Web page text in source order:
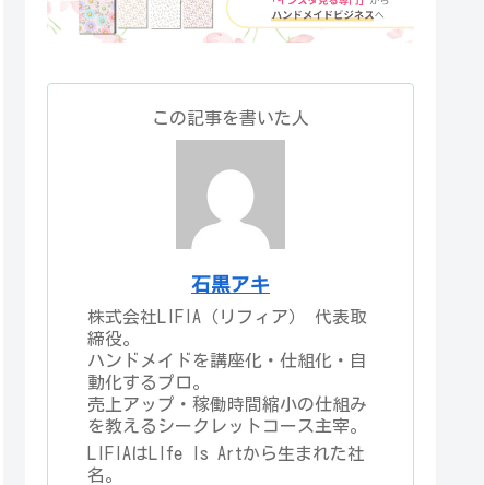
この記事を書いた人
石黒アキ
株式会社LIFIA（リフィア） 代表取
締役。
ハンドメイドを講座化・仕組化・自
動化するプロ。
売上アップ・稼働時間縮小の仕組み
を教えるシークレットコース主宰。
LIFIAはLIfe Is Artから生まれた社
名。